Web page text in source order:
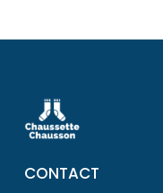
CONTACT